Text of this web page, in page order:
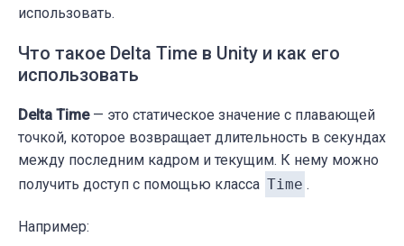
использовать.
Что такое Delta Time в Unity и как его
использовать
Delta Time— это статическое значение с плавающей
точкой, которое возвращает длительность в секундах
между последним кадром и текущим. К нему можно
получить доступ с помощью класса Time .
Например: